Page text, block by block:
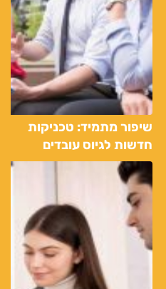
שיפור מתמיד: טכניקות
חדשות לגיוס עובדים
מוכשרים דרך שירותי כוח
אדם